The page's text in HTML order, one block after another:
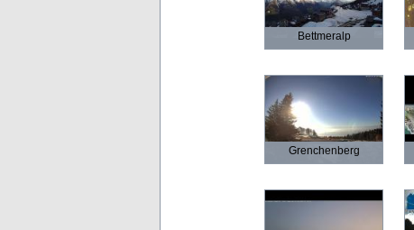
Bettmeralp
Grenchenberg